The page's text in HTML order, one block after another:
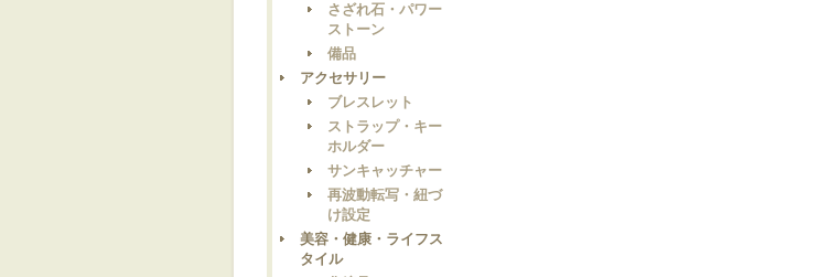
さざれ石・パワー
ストーン
備品
アクセサリー
ブレスレット
ストラップ・キー
ホルダー
サンキャッチャー
再波動転写・紐づ
け設定
美容・健康・ライフス
タイル